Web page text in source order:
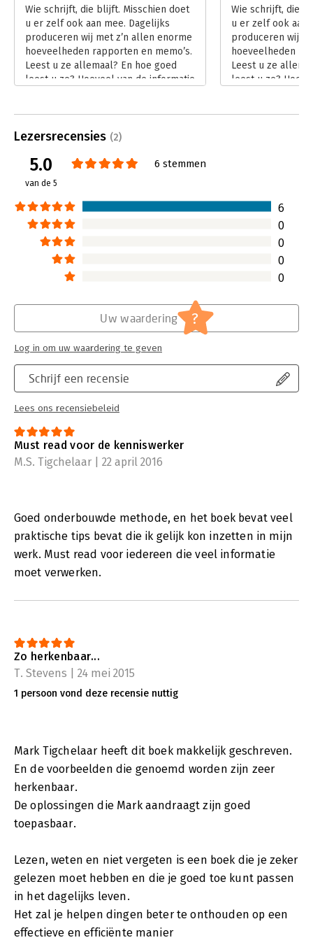
Wie schrijft, die blijft. Misschien doet
u er zelf ook aan mee. Dagelijks
produceren wij met z’n allen enorme
hoeveelheden rapporten en memo’s.
Leest u ze allemaal? En hoe goed
leest u ze? Hoeveel van de informatie
een methode aan om uw hersenen te
benutten.
Lees verder
Wie schrijft, die
u er zelf ook aan
produceren wij
hoeveelheden
Leest u ze
leest u ze?
Lezersrecensies (2)
5.0
van de 5
6 stemmen
6
0
0
0
0
Schrijf een recensie
Lees ons recensiebeleid
Uw waardering ?
Log in om uw waardering te geven
Must read voor de kenniswerker
M.S. Tigchelaar | 22 april 2016
Goed onderbouwde methode, en het boek bevat veel
praktische tips bevat die ik gelijk kon inzetten in mijn
werk. Must read voor iedereen die veel informatie
moet verwerken.
Zo herkenbaar...
T. Stevens | 24 mei 2015
1 persoon vond deze recensie nuttig
Mark Tigchelaar heeft dit boek makkelijk geschreven.
En de voorbeelden die genoemd worden zijn zeer
herkenbaar.
De oplossingen die Mark aandraagt zijn goed
toepasbaar.
Lezen, weten en niet vergeten is een boek die je zeker
gelezen moet hebben en die je goed toe kunt passen
in het dagelijks leven.
Het zal je helpen dingen beter te onthouden op een
effectieve en efficiënte manier